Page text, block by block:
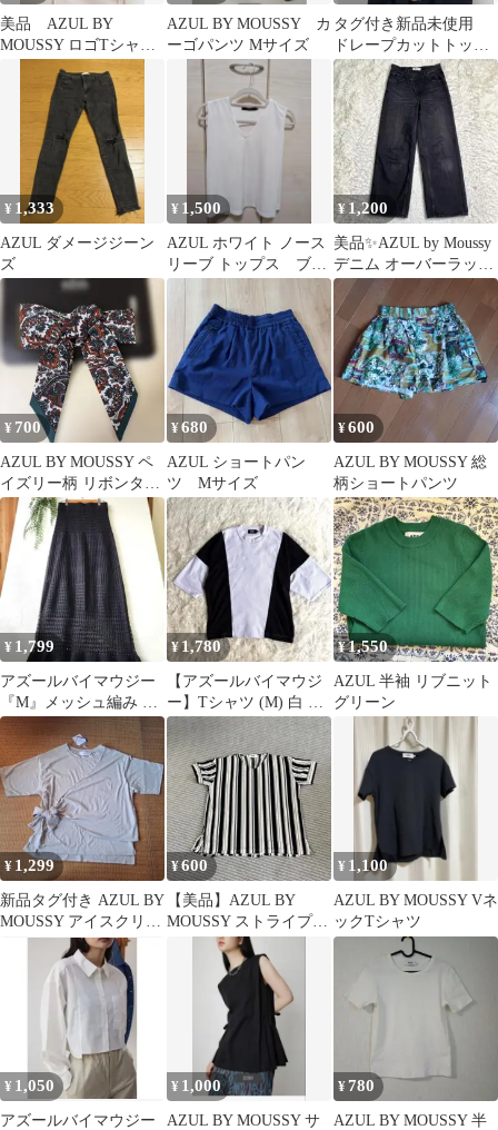
美品 AZUL BY
MOUSSY ロゴTシャツ
ブラック S
AZUL BY MOUSSY カ
ーゴパンツ Mサイズ
タグ付き新品未使用
ドレープカットトップ
ス
¥ 1,333
AZUL ダメージジーン
ズ
¥ 1,500
AZUL ホワイト ノース
リーブ トップス ブラ
ウス
¥ 1,200
美品✨AZUL by Moussy
デニム オーバーラップ
デニム M 黒 綿
¥ 700
AZUL BY MOUSSY ペ
イズリー柄 リボンタイ
スカーフ
¥680
AZUL ショートパン
ツ Mサイズ
¥600
AZUL BY MOUSSY 総
柄ショートパンツ
¥ 1,799
アズールバイマウジー
『M』メッシュ編み ロ
ング タイトスカート ブ
ラック
¥1,780
【アズールバイマウジ
ー】Tシャツ (M) 白 黒
バイカラー 異素材切替
メンズ
¥1,550
AZUL 半袖 リブニット
グリーン
¥ 1,299
新品タグ付き AZUL BY
MOUSSY アイスクリン
半袖トップス S
¥600
【美品】AZUL BY
MOUSSY ストライプ柄
カットソー Mサイズ
¥ 1,100
AZUL BY MOUSSY Vネ
ックTシャツ
¥ 1,050
アズールバイマウジー
¥ 1,000
AZUL BY MOUSSY サ
¥ 780
AZUL BY MOUSSY 半